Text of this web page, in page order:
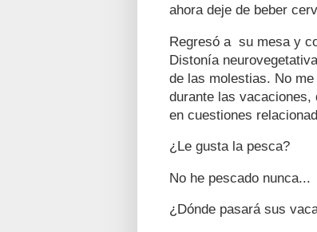
ahora deje de beber
Regresó a su mesa y
Distonía
de las molestias. No
durante las vacaciones,
en cuestiones
¿Le gusta la pesca?
No he pescado nunca...
¿Dónde pasará sus